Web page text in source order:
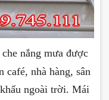
nắng mưa được
café, nhà hàng, sân
ngoài trời. Mái